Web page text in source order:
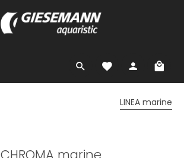
LINEA marine